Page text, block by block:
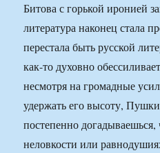
Битова с горькой иронией
литература наконец стала
перестала быть русской
как-то духовно
несмотря на громадные
удержать его высоту,
постепенно догадываешься,
неловкости или